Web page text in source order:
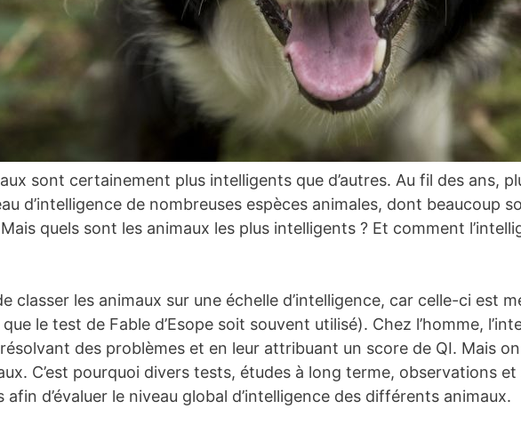
sont certainement plus intelligents que d’autres. Au fil des ans,
d’intelligence de nombreuses espèces animales, dont beaucoup
quels sont les animaux les plus intelligents ? Et comment
classer les animaux sur une échelle d’intelligence, car celle-ci est
le test de Fable d’Esope soit souvent utilisé). Chez l’homme,
des problèmes et en leur attribuant un score de QI. Mais
C’est pourquoi divers tests, études à long terme, observations et
d’évaluer le niveau global d’intelligence des différents animaux.